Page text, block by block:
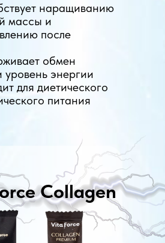
наращиванию
массы и
после
обмен
уровень энергии
для диетического
питания
Collagen